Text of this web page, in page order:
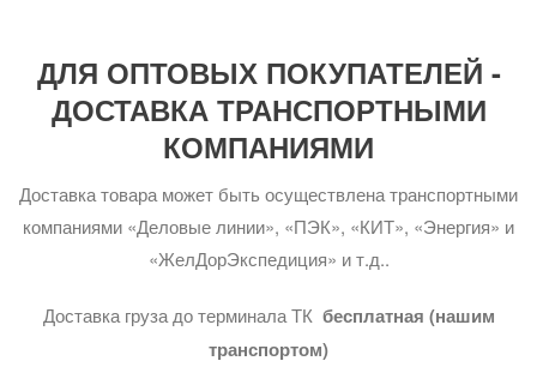
ДЛЯ ОПТОВЫХ ПОКУПАТЕЛЕЙ -
ДОСТАВКА ТРАНСПОРТНЫМИ
КОМПАНИЯМИ
Доставка товара может быть осуществлена транспортными
компаниями «Деловые линии», «ПЭК», «КИТ», «Энергия» и
«ЖелДорЭкспедиция» и т.д..
Доставка груза до терминала ТК бесплатная (нашим
транспортом)